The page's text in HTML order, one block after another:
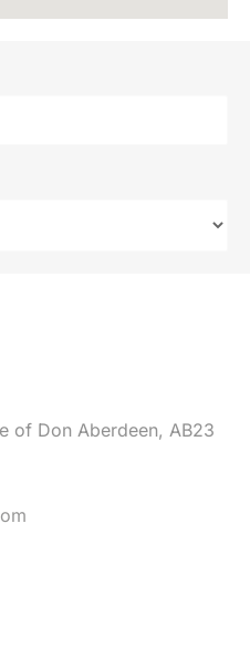
of Don Aberdeen, AB23